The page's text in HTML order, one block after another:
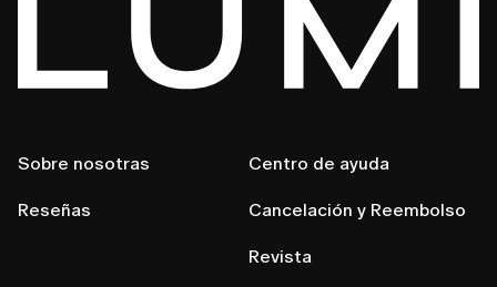
Sobre nosotras
Reseñas
Centro de ayuda
Cancelación y Reembolso
Revista